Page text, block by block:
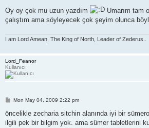
Oy oy çok mu uzun yazdım
Umarım tam
çalıştım ama söyleyecek çok şeyim olunca
I am Lord Amean, The King of North, Leader of Zederus..
Lord_Feanor
Kullanıcı
P
s
Mon May 04, 2009 2:22 pm
öncelikle zecharia sitchin alanında iyi bir
ilgili pek bir bilgim yok. ama sümer tabletlerini